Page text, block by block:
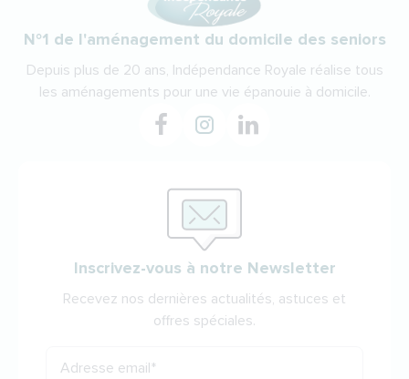
N°1 de l'aménagement du domicile des seniors
Depuis plus de 20 ans, Indépendance Royale réalise tous
les aménagements pour une vie épanouie à domicile.
Inscrivez-vous à notre Newsletter
Recevez nos dernières actualités, astuces et
offres spéciales.
Adresse email*